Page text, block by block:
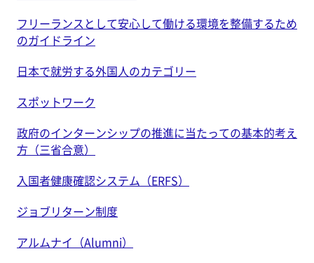
フリーランスとして安心して働ける環境を整備するため
のガイドライン
日本で就労する外国人のカテゴリー
スポットワーク
政府のインターンシップの推進に当たっての基本的考え
方（三省合意）
入国者健康確認システム（ERFS）
ジョブリターン制度
アルムナイ（Alumni）